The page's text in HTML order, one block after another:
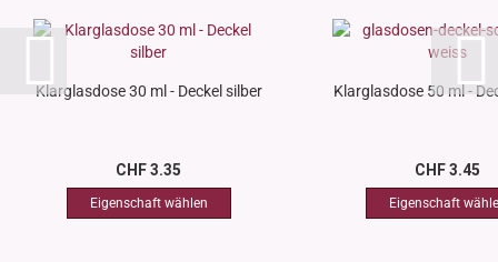
Klarglasdose 30 ml - Deckel silber
CHF 3.35
Klarglasdose 50 ml -
CHF 3.45